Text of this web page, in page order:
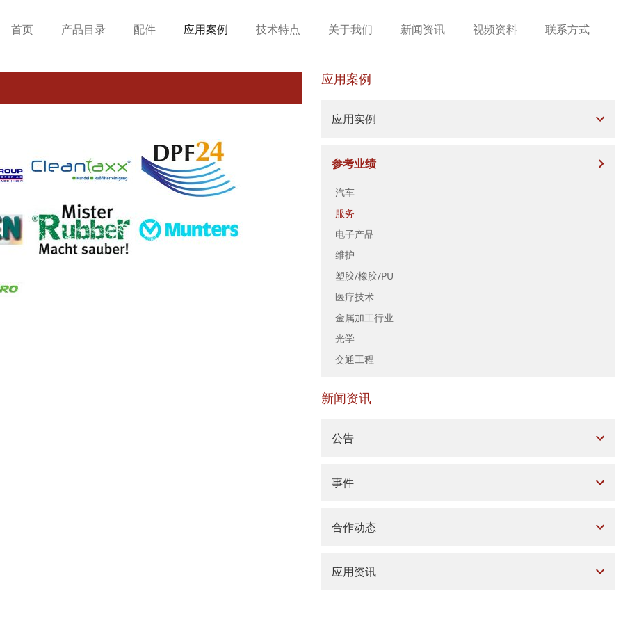
首页 产品目录 配件 应用案例 技术特点 关于我们 新闻资讯 视频资料 联系方式
应用案例
应用实例
参考业绩
汽车
服务
电子产品
维护
塑胶/橡胶/PU
医疗技术
金属加工行业
光学
交通工程
新闻资讯
公告
事件
合作动态
应用资讯